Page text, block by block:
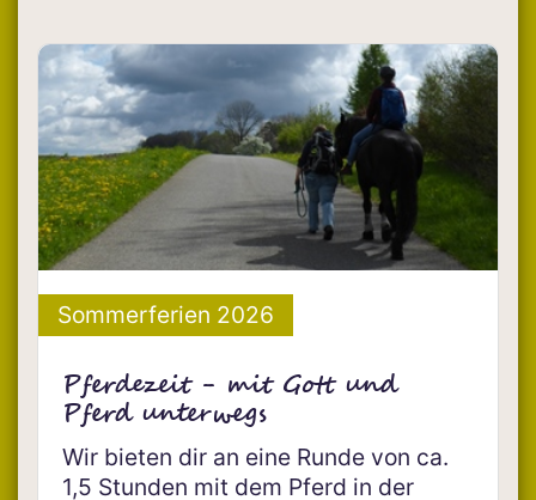
Sommerferien 2026
Pferdezeit - mit Gott und
Pferd unterwegs
Wir bieten dir an eine Runde von ca.
1,5 Stunden mit dem Pferd in der